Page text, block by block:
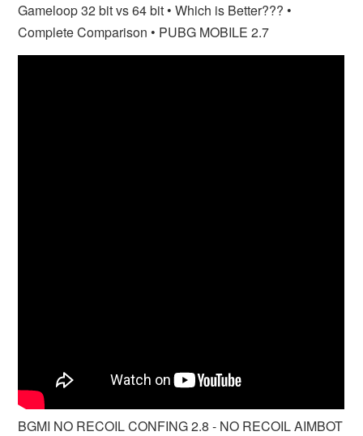
Gameloop 32 bit vs 64 bit • Which is Better??? •
Complete Comparison • PUBG MOBILE 2.7
BGMI NO RECOIL CONFING 2.8 - NO RECOIL AIMBOT